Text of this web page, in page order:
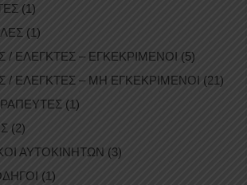
(1)
(1)
/ ΕΛΕΓΚΤΕΣ – ΕΓΚΕΚΡΙΜΕΝΟΙ (5)
/ ΕΛΕΓΚΤΕΣ – ΜΗ ΕΓΚΕΚΡΙΜΕΝΟΙ (21)
(1)
(2)
ΑΥΤΟΚΙΝΗΤΩΝ (3)
(1)